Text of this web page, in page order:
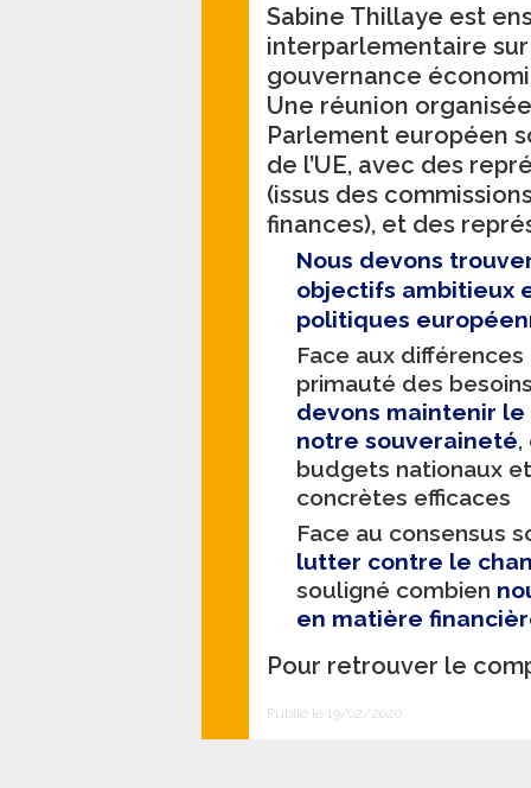
Sabine Thillaye est
interparlementaire
gouvernance
Une réunion
Parlement européen
de l’UE, avec des
(issus des
finances), et des
Nous devons
objectifs ambitieux
politiques
Face aux
primauté des
devons maintenir le
notre souveraineté,
budgets nationaux
concrètes efficaces
Face au consensus
lutter contre le
souligné combien
en matière
Pour retrouver le
Publié le 19/02/2020